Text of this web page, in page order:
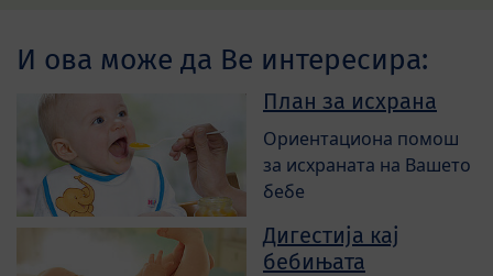
И ова може да Ве интересира:
План за исхрана
Ориентациона помош
за исхраната на Вашето
бебе
Дигестија кај
бебињата